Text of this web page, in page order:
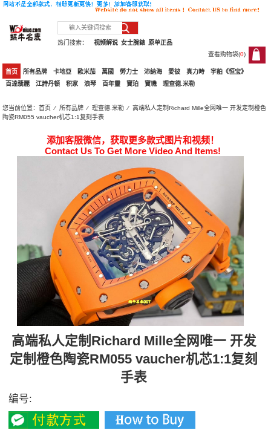
热门搜索： 原单正品
女士腕錶
视频解说
查看购物袋(0)
0
首页 所有品牌 卡地亞 歐米茄 萬國 勞力士 沛納海 愛彼 真力時
宇舶《恒宝》
百達翡麗
江詩丹頓 积家 浪琴 百年靈 寶珀 寶璣 理查德.米勒
您当前位置：首页 ⁄所有品牌 ⁄理查德.米勒 ⁄ 高端私人定制Richard Mille全网唯一 开发定制橙色
陶瓷RM055 vaucher机芯1:1复刻手表
添加客服微信，获取更多款式图片和视频！
Contact Us To Get More Video And Items!
高端私人定制Richard Mille全网唯一 开发
定制橙色陶瓷RM055 vaucher机芯1:1复刻
手表
编号: